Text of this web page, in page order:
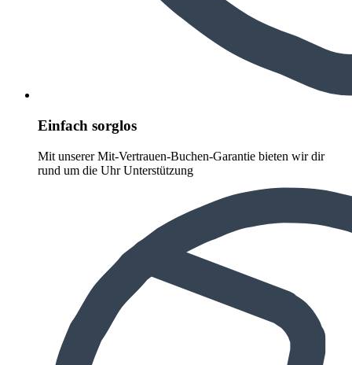
Einfach sorglos
Mit unserer Mit-Vertrauen-Buchen-Garantie bieten wir dir
rund um die Uhr Unterstützung